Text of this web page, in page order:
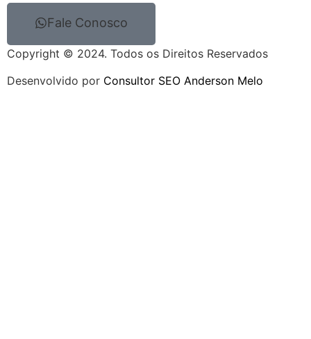
Fale Conosco
Desenvolvido por Consultor SEO Anderson Melo
Copyright © 2024. Todos os Direitos Reservados